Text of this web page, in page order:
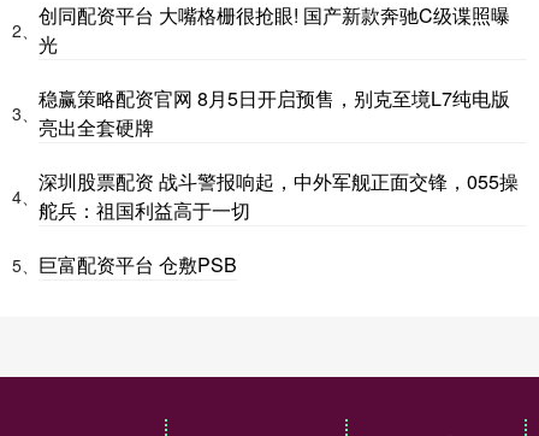
2、
创同配资平台 大嘴格栅很抢眼! 国产新款奔驰C级谍照曝
光
3、
稳赢策略配资官网 8月5日开启预售，别克至境L7纯电版
亮出全套硬牌
4、
深圳股票配资 战斗警报响起，中外军舰正面交锋，055操
舵兵：祖国利益高于一切
5、 巨富配资平台 仓敷PSB